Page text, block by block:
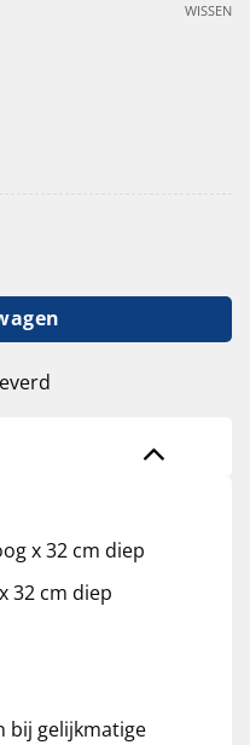
WISSEN
hoog - 32cm diep 135cm
x 32 cm diep
32 cm diep
bij gelijkmatige